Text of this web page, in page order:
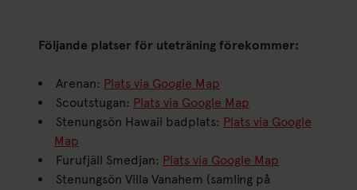
Följande platser för uteträning förekommer:
Arenan: Plats via Google Map
Scoutstugan: Plats via Google Map
Stenungsön Hawaii badplats: Plats via Google
Map
Furufjäll Smedjan: Plats via Google Map
Stenungsön Villa Vanahem (samling på